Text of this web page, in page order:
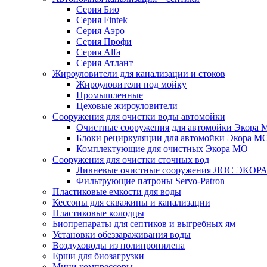
Серия Био
Серия Fintek
Серия Аэро
Серия Профи
Серия Alfa
Серия Атлант
Жироуловители для канализации и стоков
Жироуловители под мойку
Промышленные
Цеховые жироуловители
Сооружения для очистки воды автомойки
Очистные сооружения для автомойки Экора
Блоки рециркуляции для автомойки Экора
Комплектующие для очистных Экора МО
Сооружения для очистки сточных вод
Ливневые очистные сооружения ЛОС ЭКОРА
Фильтрующие патроны Servo-Patron
Пластиковые емкости для воды
Кессоны для скважины и канализации
Пластиковые колодцы
Биопрепараты для септиков и выгребных ям
Установки обеззараживания воды
Воздуховоды из полипропилена
Ерши для биозагрузки